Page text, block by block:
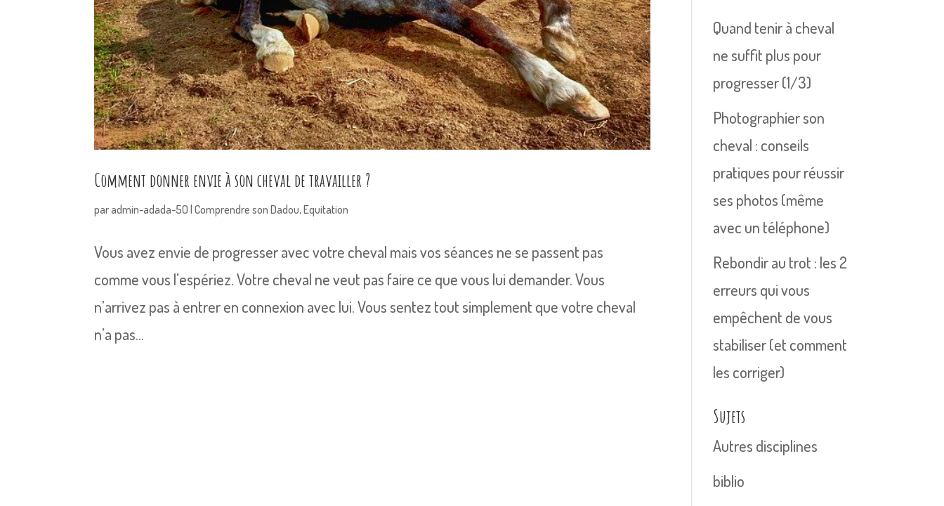
Comment donner envie à son cheval de travailler ?
paradmin-adada-50 |Comprendre son Dadou,Equitation
Vous avez envie de progresser avec votre cheval mais vos séances ne se passent pas
comme vous l’espériez. Votre cheval ne veut pas faire ce que vous lui demander. Vous
n’arrivez pas à entrer en connexion avec lui. Vous sentez tout simplement que votre cheval
n’a pas...
Quand tenir à cheval
ne suffit plus pour
progresser (1/3)
Photographier son
cheval : conseils
pratiques pour réussir
ses photos (même
avec un téléphone)
Rebondir au trot : les 2
erreurs qui vous
empêchent de vous
stabiliser (et comment
les corriger)
Sujets
Autres disciplines
biblio